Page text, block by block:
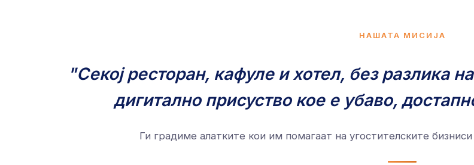
НАШАТА МИСИЈА
"Секој ресторан, кафуле и хотел, без разлика
дигитално присуство кое е убаво,
Ги градиме алатките кои им помагаат на угостителските